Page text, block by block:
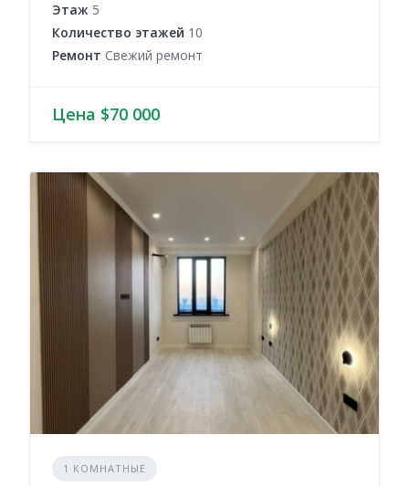
Этаж 5
Количество этажей 10
Ремонт Свежий ремонт
Цена $70 000
1 КОМНАТНЫЕ